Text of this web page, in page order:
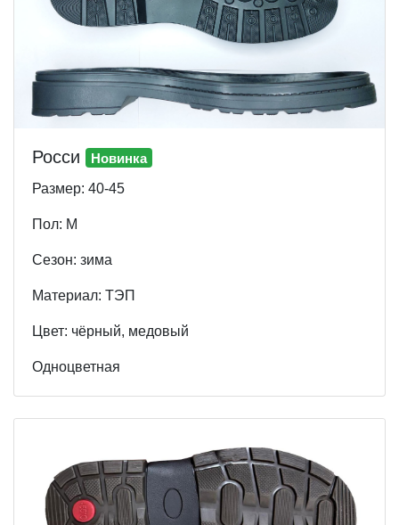
Росси Новинка
Размер: 40-45
Пол: М
Cезон: зима
Материал: ТЭП
Цвет: чёрный, медовый
Одноцветная